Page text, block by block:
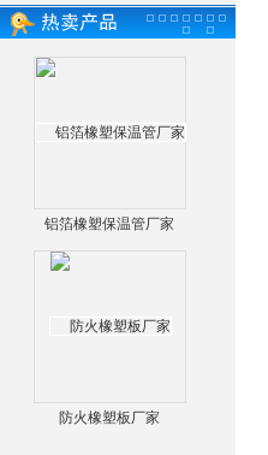
铝箔橡塑保温管厂家
防火橡塑板厂家